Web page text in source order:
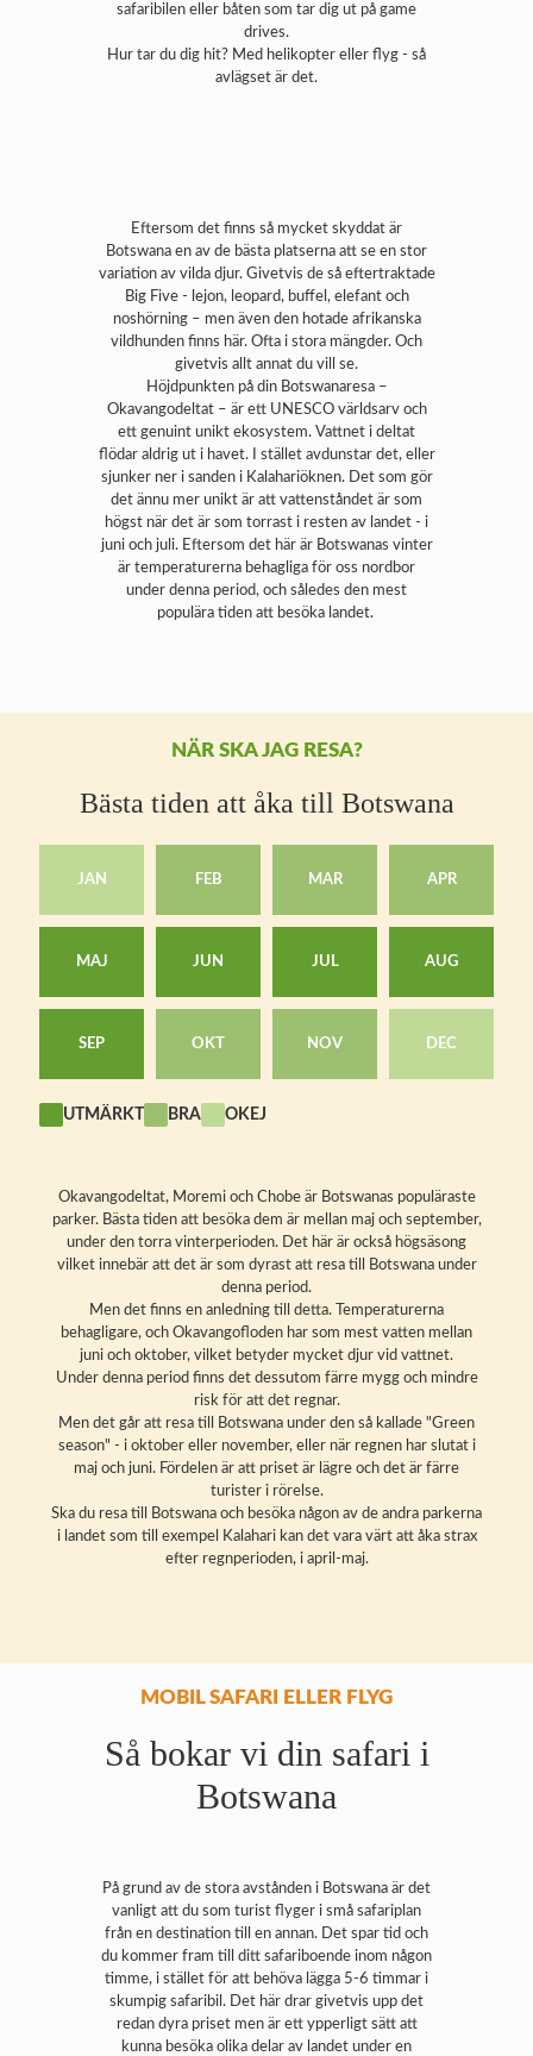
safaribilen eller båten som tar dig ut på game
drives.
Hur tar du dig hit? Med helikopter eller flyg - så
avlägset är det.
Eftersom det finns så mycket skyddat är
Botswana en av de bästa platserna att se en stor
variation av vilda djur. Givetvis de så eftertraktade
Big Five - lejon, leopard, buffel, elefant och
noshörning – men även den hotade afrikanska
vildhunden finns här. Ofta i stora mängder. Och
givetvis allt annat du vill se.
Höjdpunkten på din Botswanaresa –
Okavangodeltat – är ett UNESCO världsarv och
ett genuint unikt ekosystem. Vattnet i deltat
flödar aldrig ut i havet. I stället avdunstar det, eller
sjunker ner i sanden i Kalahariöknen. Det som gör
det ännu mer unikt är att vattenståndet är som
högst när det är som torrast i resten av landet - i
juni och juli. Eftersom det här är Botswanas vinter
är temperaturerna behagliga för oss nordbor
under denna period, och således den mest
populära tiden att besöka landet.
NÄR SKA JAG RESA?
Bästa tiden att åka till Botswana
JAN FEB MAR APR
MAJ JUN JUL AUG
SEP OKT NOV DEC
UTMÄRKT BRA OKEJ
Okavangodeltat, Moremi och Chobe är Botswanas populäraste
parker. Bästa tiden att besöka dem är mellan maj och september,
under den torra vinterperioden. Det här är också högsäsong
vilket innebär att det är som dyrast att resa till Botswana under
denna period.
Men det finns en anledning till detta. Temperaturerna
behagligare, och Okavangofloden har som mest vatten mellan
juni och oktober, vilket betyder mycket djur vid vattnet.
Under denna period finns det dessutom färre mygg och mindre
risk för att det regnar.
Men det går att resa till Botswana under den så kallade "Green
season" - i oktober eller november, eller när regnen har slutat i
maj och juni. Fördelen är att priset är lägre och det är färre
turister i rörelse.
Ska du resa till Botswana och besöka någon av de andra parkerna
i landet som till exempel Kalahari kan det vara värt att åka strax
efter regnperioden, i april-maj.
MOBIL SAFARI ELLER FLYG
Så bokar vi din safari i
Botswana
På grund av de stora avstånden i Botswana är det
vanligt att du som turist flyger i små safariplan
från en destination till en annan. Det spar tid och
du kommer fram till ditt safariboende inom någon
timme, i stället för att behöva lägga 5-6 timmar i
skumpig safaribil. Det här drar givetvis upp det
redan dyra priset men är ett ypperligt sätt att
kunna besöka olika delar av landet under en